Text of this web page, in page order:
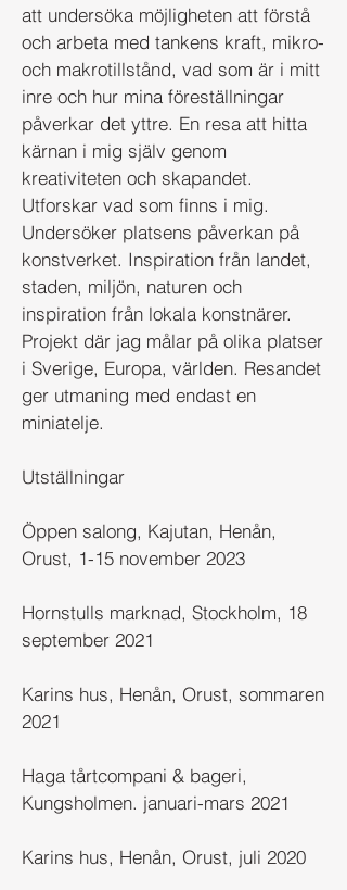
att undersöka möjligheten att förstå
och arbeta med tankens kraft, mikro-
och makrotillstånd, vad som är i mitt
inre och hur mina föreställningar
påverkar det yttre. En resa att hitta
kärnan i mig själv genom
kreativiteten och skapandet.
Utforskar vad som finns i mig.
Undersöker platsens påverkan på
konstverket. Inspiration från landet,
staden, miljön, naturen och
inspiration från lokala konstnärer.
Projekt där jag målar på olika platser
i Sverige, Europa, världen. Resandet
ger utmaning med endast en
miniatelje.
Utställningar
Öppen salong, Kajutan, Henån,
Orust, 1-15 november 2023
Hornstulls marknad, Stockholm, 18
september 2021
Karins hus, Henån, Orust, sommaren
2021
Haga tårtcompani & bageri,
Kungsholmen. januari-mars 2021
Karins hus, Henån, Orust, juli 2020